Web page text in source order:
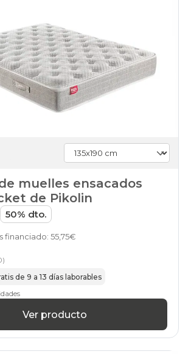
muelles ensacados
de Pikolin
50% dto.
financiado: 55,75€
de 9 a 13 días laborables
Ver producto